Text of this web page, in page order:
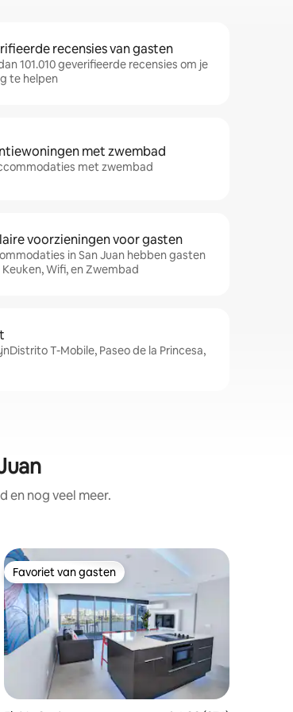
recensies van gasten
101.010 geverifieerde recensies om je
te helpen
met zwembad
met zwembad
voorzieningen voor gasten
in San Juan hebben gasten
Wifi, en Zwembad
T-Mobile, Paseo de la Princesa,
en nog veel meer.
Favoriet van gasten
Favoriet van gasten